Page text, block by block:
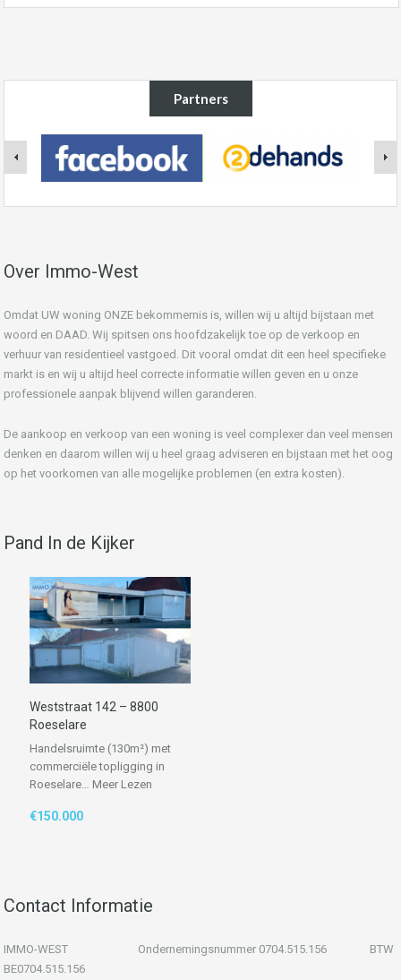
Partners
Over Immo-West
Omdat UW woning ONZE bekommernis is, willen wij u altijd bijstaan met
woord en DAAD. Wij spitsen ons hoofdzakelijk toe op de verkoop en
verhuur van residentieel vastgoed. Dit vooral omdat dit een heel specifieke
markt is en wij u altijd heel correcte informatie willen geven en u onze
professionele aanpak blijvend willen garanderen.
De aankoop en verkoop van een woning is veel complexer dan veel mensen
denken en daarom willen wij u heel graag adviseren en bijstaan met het oog
op het voorkomen van alle mogelijke problemen (en extra kosten).
Pand In de Kijker
Weststraat 142 – 8800
Roeselare
Handelsruimte (130m²) met
commerciële topligging in
Roeselare… Meer Lezen
€150.000
Contact Informatie
IMMO-WEST Ondernemingsnummer 0704.515.156 BTW
BE0704.515.156